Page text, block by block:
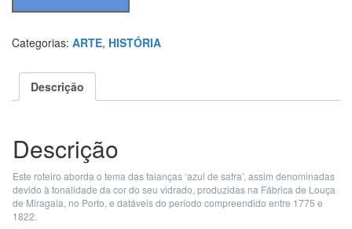
Azul
Safra
Fábrica
Categorias: ARTE, HISTÓRIA
Descrição
Descrição
Este roteiro aborda o tema das faianças ‘azul de safra’, assim denominadas
devido à tonalidade da cor do seu vidrado, produzidas na Fábrica de Louça
de Miragaia, no Porto, e datáveis do período compreendido entre 1775 e
1822.